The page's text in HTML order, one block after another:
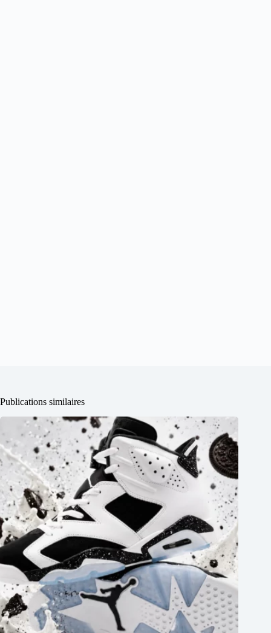
Publications similaires